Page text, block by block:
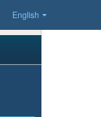
English